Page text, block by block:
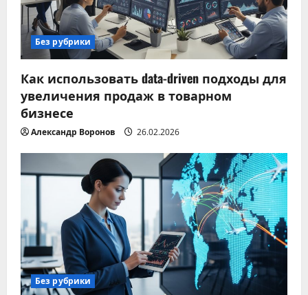
Без рубрики
Как использовать data-driven подходы для
увеличения продаж в товарном
бизнесе
Александр Воронов 26.02.2026
Без рубрики